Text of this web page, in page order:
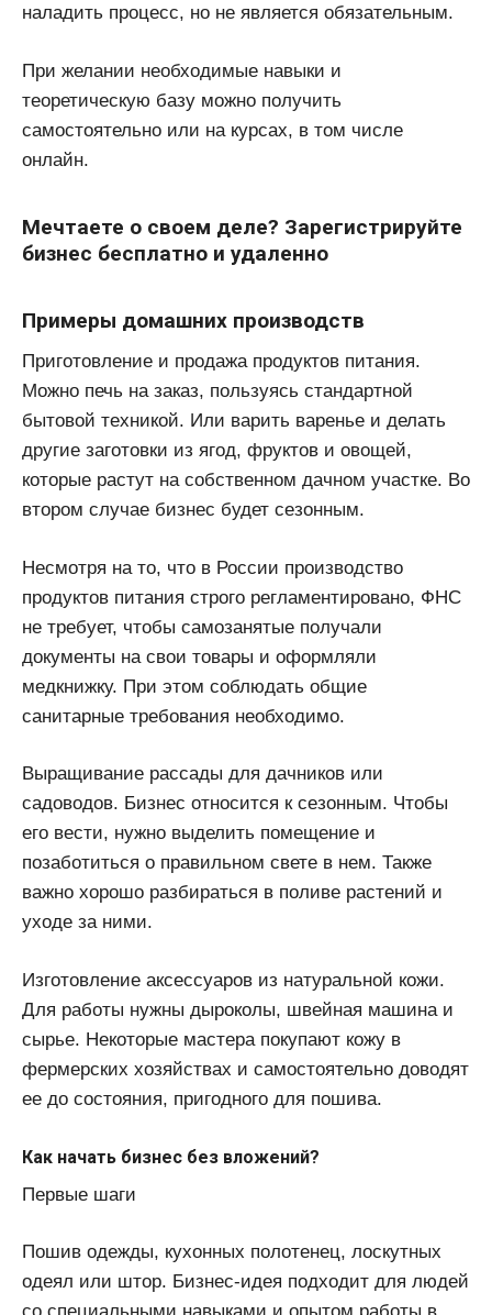
наладить процесс, но не является обязательным.
При желании необходимые навыки и
теоретическую базу можно получить
самостоятельно или на курсах, в том числе
онлайн.
Мечтаете о своем деле? Зарегистрируйте
бизнес бесплатно и удаленно
Примеры домашних производств
Приготовление и продажа продуктов питания.
Можно печь на заказ, пользуясь стандартной
бытовой техникой. Или варить варенье и делать
другие заготовки из ягод, фруктов и овощей,
которые растут на собственном дачном участке. Во
втором случае бизнес будет сезонным.
Несмотря на то, что в России производство
продуктов питания строго регламентировано, ФНС
не требует, чтобы самозанятые получали
документы на свои товары и оформляли
медкнижку. При этом соблюдать общие
санитарные требования необходимо.
Выращивание рассады для дачников или
садоводов. Бизнес относится к сезонным. Чтобы
его вести, нужно выделить помещение и
позаботиться о правильном свете в нем. Также
важно хорошо разбираться в поливе растений и
уходе за ними.
Изготовление аксессуаров из натуральной кожи.
Для работы нужны дыроколы, швейная машина и
сырье. Некоторые мастера покупают кожу в
фермерских хозяйствах и самостоятельно доводят
ее до состояния, пригодного для пошива.
Как начать бизнес без вложений?
Первые шаги
Пошив одежды, кухонных полотенец, лоскутных
одеял или штор. Бизнес-идея подходит для людей